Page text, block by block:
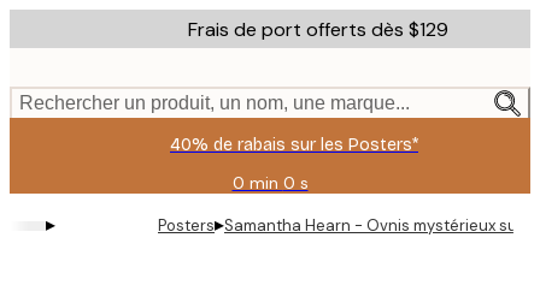
to
content.
Frais de port offerts dès $129
Rechercher un produit, un nom, une marque...
40% de rabais sur les Posters*
0 min 0 s
Valable
jusqu'au
:
▸ Posters▸Samantha Hearn - Ovnis mystérieux sur